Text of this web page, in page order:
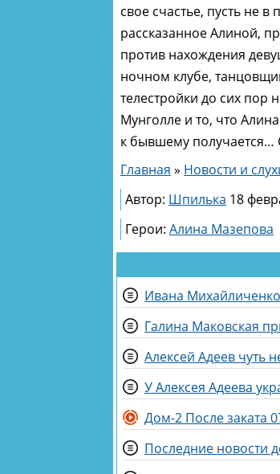
свое счастье, пусть не
рассказанное Алиной,
против нахождения
ночном клубе,
телестройки до сих пор
Мунголле и то, что
к бывшему получается…
Главная » Новости и
Автор: Шпилька 18
Герои: Алина Мазепова
Ивана Михайличенко
Галина Маковская
Алексей Адеев чуть
У Алексея Адеева
Дом-2 После заката
Последние новости